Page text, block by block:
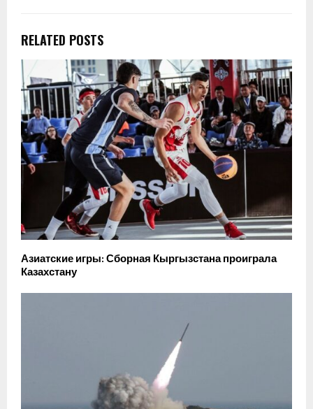
RELATED POSTS
Азиатские игры: Сборная Кыргызстана проиграла
Казахстану